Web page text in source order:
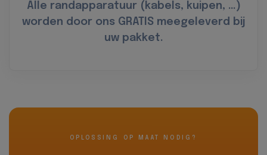
Alle randapparatuur (kabels, kuipen, …)
worden door ons GRATIS meegeleverd bij
uw pakket.
OPLOSSING OP MAAT NODIG?